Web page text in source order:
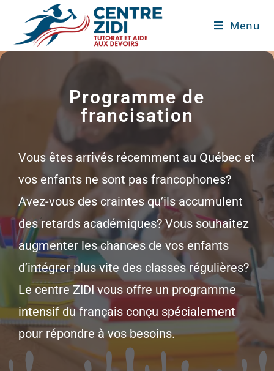
Menu
Programme de
francisation
Vous êtes arrivés récemment au Québec et
vos enfants ne sont pas francophones?
Avez-vous des craintes qu’ils accumulent
des retards académiques? Vous souhaitez
augmenter les chances de vos enfants
d’intégrer plus vite des classes régulières?
Le centre ZIDI vous offre un programme
intensif du français conçu spécialement
pour répondre à vos besoins.